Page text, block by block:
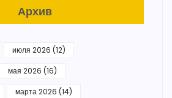
Архив
июля 2026 (12)
мая 2026 (16)
марта 2026 (14)